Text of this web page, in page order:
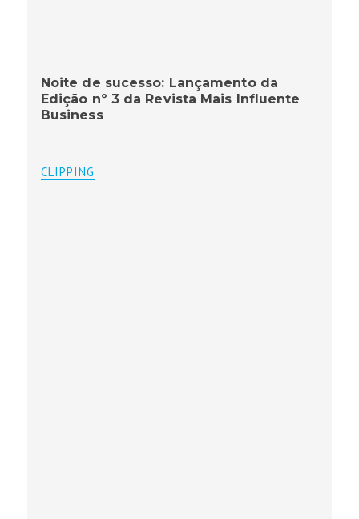
Noite de sucesso: Lançamento da
Edição nº 3 da Revista Mais Influente
Business
CLIPPING